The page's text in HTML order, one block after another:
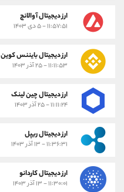
ارز دیجیتال آوالانچ
۱۱:۵۷:۵۱ - ۵ دی ۱۴۰۳
ارز دیجیتال بایننس کوین
۱۱:۱۱:۵۳ - ۲۵ آذر ۱۴۰۳
ارز دیجیتال چین لینک
۱۱:۱۱:۲۴ - ۲۵ آذر ۱۴۰۳
ارز دیجیتال ریپل
۱۱:۳۶:۳۱ - ۱۳ آذر ۱۴۰۳
ارز دیجیتال کاردانو
۱۱:۳۰:۰۱ - ۱۳ آذر ۱۴۰۳